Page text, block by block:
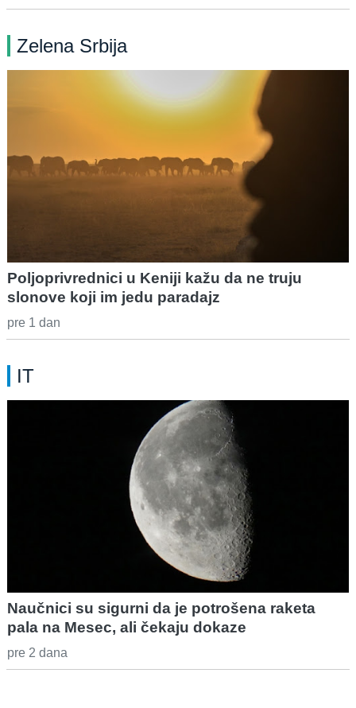
Zelena Srbija
Poljoprivrednici u Keniji kažu da ne truju
slonove koji im jedu paradajz
pre 1 dan
IT
Naučnici su sigurni da je potrošena raketa
pala na Mesec, ali čekaju dokaze
pre 2 dana